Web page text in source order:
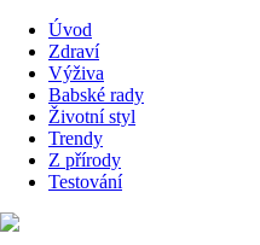
Úvod
Zdraví
Výživa
Babské rady
Životní styl
Trendy
Z přírody
Testování